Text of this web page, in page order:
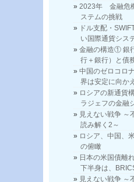
2023年 金融危
ステムの挑戦
ドル支配・
い国際通貨シス
金融の構造① 銀
行＋銀行）と債
中国のゼロコロ
界は安定に向か
ロシアの新通貨
ラジェフの金融
見えない戦争 ～
読み解く2～
ロシア、中国、
の俯瞰
日本の米国債離
下半身は、
見えない戦争 ～